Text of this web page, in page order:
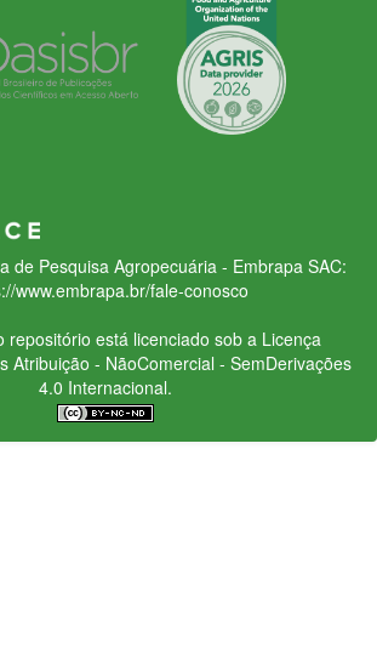
de Pesquisa Agropecuária - Embrapa SAC:
www.embrapa.br/fale-conosco
repositório está licenciado sob a Licença
Atribuição - NãoComercial - SemDerivações
4.0 Internacional.